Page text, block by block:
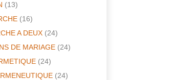
(13)
(16)
A DEUX (24)
DE MARIAGE (24)
(24)
(24)